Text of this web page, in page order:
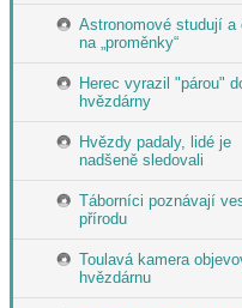
Astronomové studují a
na „proměnky“
Herec vyrazil "párou"
hvězdárny
Hvězdy padaly, lidé je
nadšeně sledovali
Táborníci poznávají
přírodu
Toulavá kamera
hvězdárnu